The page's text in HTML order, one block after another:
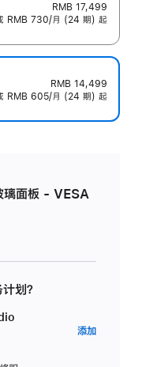
RMB 17,499
RMB 730/月 (24 期) 起
RMB 14,499
RMB 605/月 (24 期) 起
面板 - VESA
划？
添加